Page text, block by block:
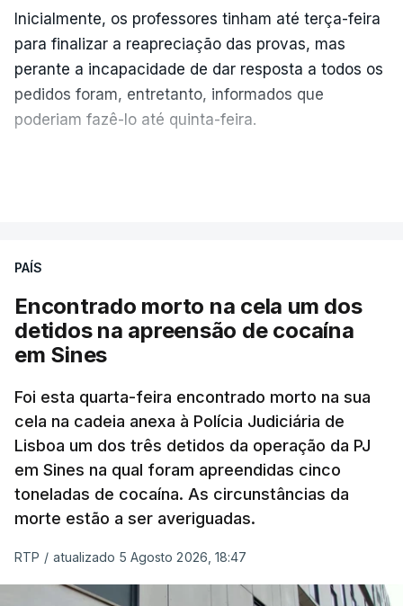
Inicialmente, os professores tinham até terça-feira
para finalizar a reapreciação das provas, mas
perante a incapacidade de dar resposta a todos os
pedidos foram, entretanto, informados que
poderiam fazê-lo até quinta-feira.
No domingo, estavam concluídos cerca de 50 por
cento dos mais de 20 mil pedidos de reapreciação,
mas Cristina Mota, porta-voz da Missão Escola
Pública, tem dúvidas de que o processo esteja
"Durante o fim de semana e nos últimos dias,
apercebamo-nos que ainda estão a ser
convocados professores para reapreciações"
disse a professora à agência Lusa."Será
praticamente impossível termos a totalidade
Segundo os docentes, o processo de reapreciação
PAÍS
Encontrado morto na cela um dos
detidos na apreensão de cocaína
em Sines
Foi esta quarta-feira encontrado morto na sua
cela na cadeia anexa à Polícia Judiciária de
Lisboa um dos três detidos da operação da PJ
em Sines na qual foram apreendidas cinco
toneladas de cocaína. As circunstâncias da
morte estão a ser averiguadas.
RTP / atualizado 5 Agosto 2026, 18:47